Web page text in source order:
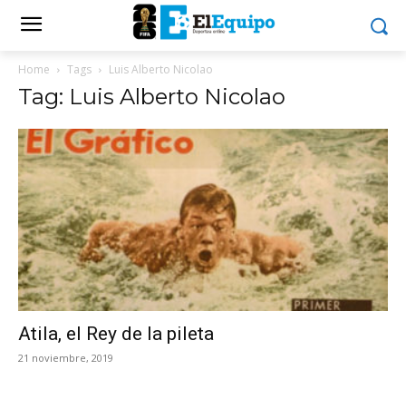
Home Tags Luis Alberto Nicolao
Tag: Luis Alberto Nicolao
Atila, el Rey de la pileta
21 noviembre, 2019